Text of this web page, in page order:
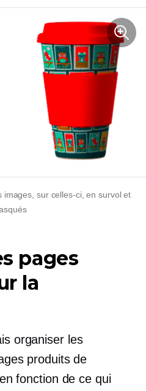
images, sur celles-ci, en survol et
pages
la
organiser les
produits de
fonction de ce qui